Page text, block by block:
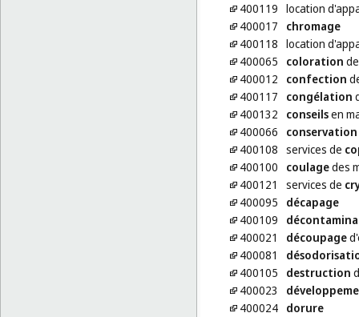
400119 location
400017
chromage
400118 location
400065
coloration
400012
confection
400117
congélation
400132
conseilsen
400066
conservation
400108 services de
400100
coulagedes
400121
services de
400095
décapage
400109
400021
découpage
400081
400105
destruction
400023
400024 dorure